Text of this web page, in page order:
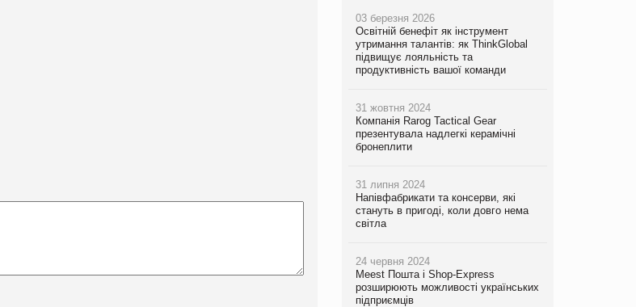
03 березня 2026
Освітній бенефіт як інструмент
утримання талантів: як ThinkGlobal
підвищує лояльність та
продуктивність вашої команди
31 жовтня 2024
Компанія Rarog Tactical Gear
презентувала надлегкі керамічні
бронеплити
31 липня 2024
Напівфабрикати та консерви, які
стануть в пригоді, коли довго нема
світла
24 червня 2024
Meest Пошта і Shop-Express
розширюють можливості українських
підприємців